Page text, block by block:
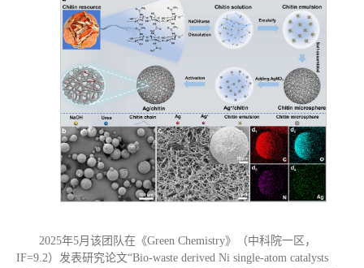
2025年5月该团队在《Green Chemistry》（中科院一区，
IF=9.2）发表研究论文“Bio-waste derived Ni single-atom catalysts